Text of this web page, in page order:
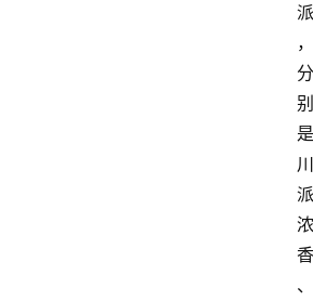
派
，
分
别
是
川
派
浓
香
、